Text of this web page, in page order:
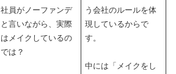
社員がノーファンデ
と言いながら、実際
はメイクしているの
では？
う会社のルールを体
現しているからで
す。
中には「メイクをし